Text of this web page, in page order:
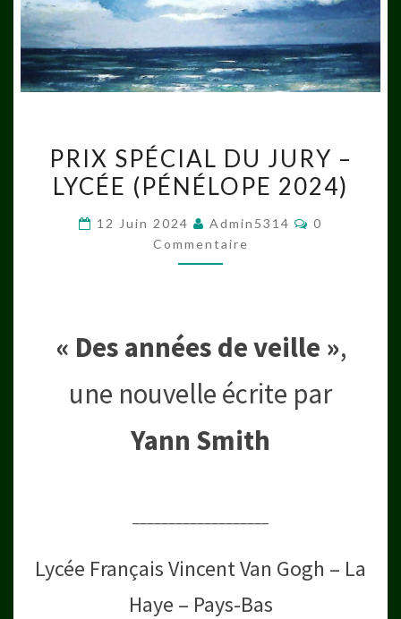
SPÉCIAL
DU
–
LYCÉE
PRIX SPÉCIAL DU JURY –
LYCÉE (PÉNÉLOPE 2024)
12 Juin 2024 Admin5314
0
Commentaire
« Des années de veille »,
une nouvelle écrite par
Yann Smith
Lycée Français Vincent Van Gogh – La
Haye – Pays-Bas